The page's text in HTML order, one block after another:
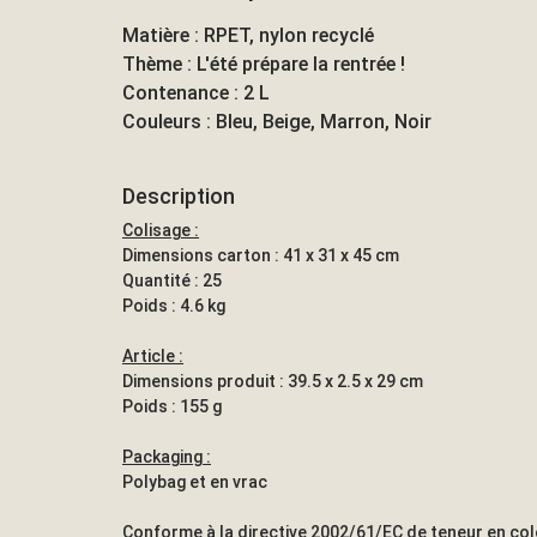
Matière : RPET, nylon recyclé
Thème : L'été prépare la rentrée !
Contenance : 2 L
Couleurs : Bleu, Beige, Marron, Noir
Description
Colisage :
Dimensions carton : 41 x 31 x 45 cm
Quantité : 25
Poids : 4.6 kg
Article :
Dimensions produit : 39.5 x 2.5 x 29 cm
Poids : 155 g
Packaging :
Polybag et en vrac
Conforme à la directive 2002/61/EC de teneur en